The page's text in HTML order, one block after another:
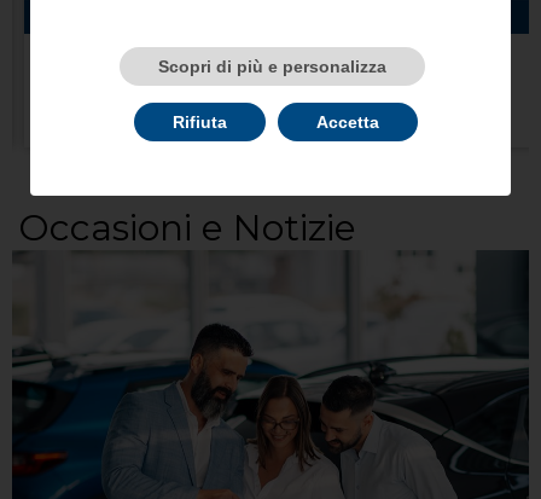
FORD Puma '19->
Prezzo 18.700,00 €
Occasioni e Notizie
Scopri di più e personalizza
Rifiuta Accetta